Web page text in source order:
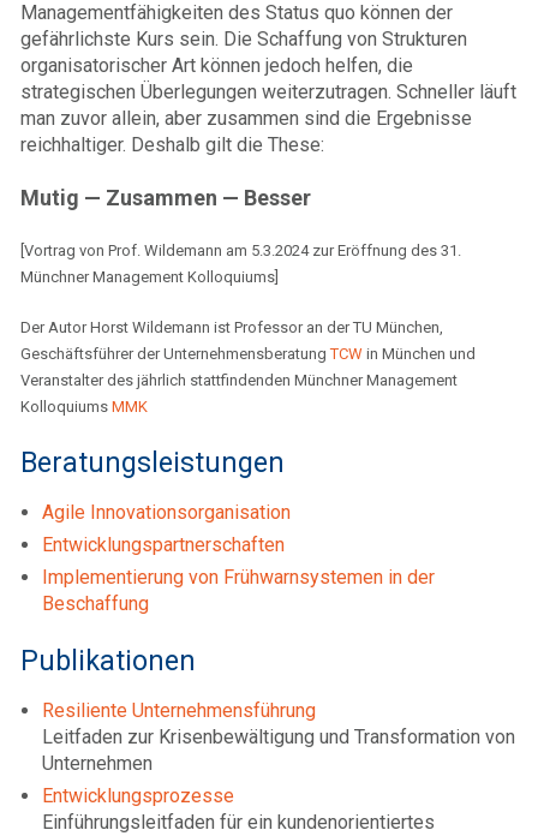
Managementfähigkeiten des Status quo können der
gefährlichste Kurs sein. Die Schaffung von Strukturen
organisatorischer Art können jedoch helfen, die
strategischen Überlegungen weiterzutragen. Schneller läuft
man zuvor allein, aber zusammen sind die Ergebnisse
reichhaltiger. Deshalb gilt die These:
Mutig — Zusammen — Besser
[Vortrag von Prof. Wildemann am 5.3.2024 zur Eröffnung des 31.
Münchner Management Kolloquiums]
Der Autor Horst Wildemann ist Professor an der TU München,
Geschäftsführer der UnternehmensberatungTCW in München und
Veranstalter des jährlich stattfindenden Münchner Management
Kolloquiums MMK
Beratungsleistungen
Agile Innovationsorganisation
Entwicklungspartnerschaften
Implementierung von Frühwarnsystemen in der
Beschaffung
Publikationen
Resiliente Unternehmensführung
Leitfaden zur Krisenbewältigung und Transformation von
Unternehmen
Entwicklungsprozesse
Einführungsleitfaden für ein kundenorientiertes